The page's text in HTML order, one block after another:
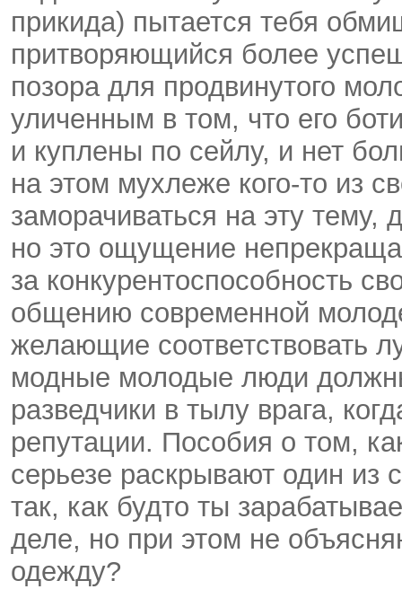
прикида) пытается тебя
притворяющийся более
позора для продвинутого
уличенным в том, что его
и куплены по сейлу, и нет
на этом мухлеже кого-то из
заморачиваться на эту
но это ощущение
за конкурентоспособность
общению современной
желающие соответствовать
модные молодые люди
разведчики в тылу врага,
репутации. Пособия о том,
серьезе раскрывают один из
так, как будто ты
деле, но при этом не
одежду?